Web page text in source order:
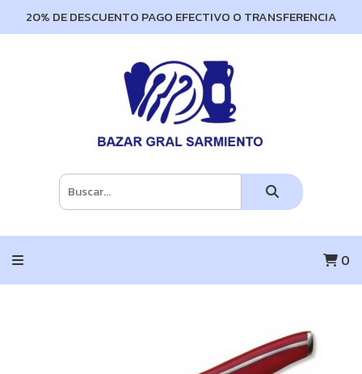
20% DE DESCUENTO PAGO EFECTIVO O TRANSFERENCIA
0